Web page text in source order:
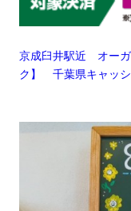
京成臼井駅近 オーガ
ク】 千葉県キャッ